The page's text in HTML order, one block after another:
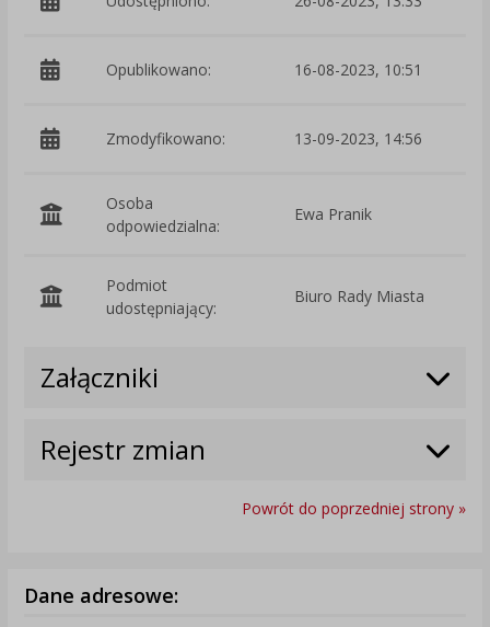
Opublikowano: 16-08-2023, 10:51
Zmodyfikowano: 13-09-2023, 14:56
Osoba
odpowiedzialna:
Ewa Pranik
Podmiot
udostępniający:
Biuro Rady Miasta
Załączniki
Rejestr zmian
Powrót do poprzedniej strony »
Dane adresowe: